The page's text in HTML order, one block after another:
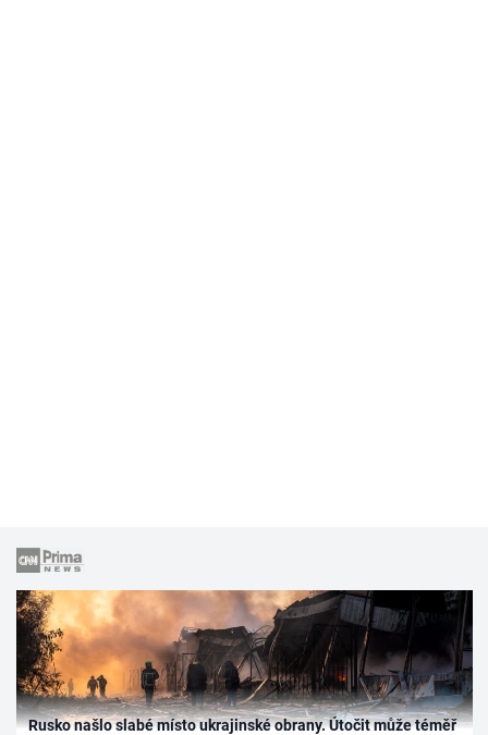
Rusko našlo slabé místo ukrajinské obrany. Útočit může téměř